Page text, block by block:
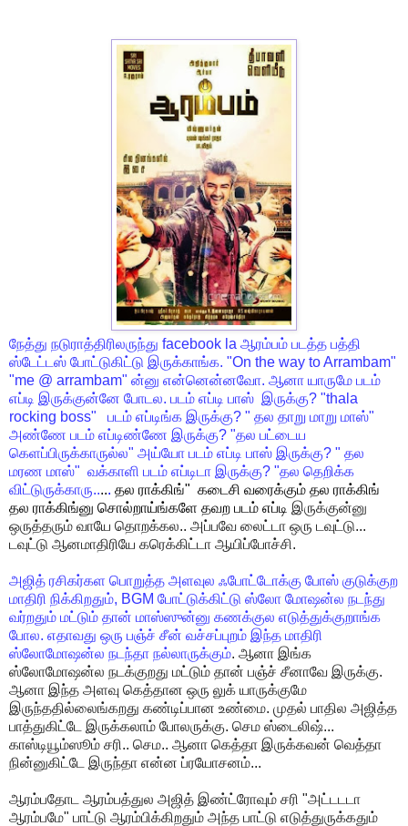
நேத்து நடுராத்திரிலருந்து facebook la ஆரம்பம் படத்த பத்தி
ஸ்டேட்டஸ் போட்டுகிட்டு இருக்காங்க. "On the way to Arrambam"
"me @ arrambam" ன்னு என்னென்னவோ. ஆனா யாருமே படம்
எப்டி இருக்குன்னே போடல. படம் எப்டி பாஸ் இருக்கு? "thala
rocking boss" படம் எப்டிங்க இருக்கு? " தல தாறு மாறு மாஸ்"
அண்ணே படம் எப்டிண்ணே இருக்கு? "தல பட்டைய
கெளப்பிருக்காருல்ல" அய்யோ படம் எப்டி பாஸ் இருக்கு? " தல
மரண மாஸ்" வக்காளி படம் எப்டிடா இருக்கு? "தல தெறிக்க
விட்டுருக்காரு..... தல ராக்கிங்" கடைசி வரைக்கும் தல ராக்கிங்
தல ராக்கிங்னு சொல்றாய்ங்களே தவற படம் எப்டி இருக்குன்னு
ஒருத்தரும் வாயே தொறக்கல.. அப்பவே லைட்டா ஒரு டவுட்டு...
டவுட்டு ஆனமாதிரியே கரெக்கிட்டா ஆயிப்போச்சி.
அஜித் ரசிகர்கள பொறுத்த அளவுல ஃபோட்டோக்கு போஸ் குடுக்குற
மாதிரி நிக்கிறதும், BGM போட்டுக்கிட்டு ஸ்லோ மோஷன்ல நடந்து
வர்றதும் மட்டும் தான் மாஸ்ஸுன்னு கணக்குல எடுத்துக்குறாங்க
போல. எதாவது ஒரு பஞ்ச் சீன் வச்சப்புறம் இந்த மாதிரி
ஸ்லோமோஷன்ல நடந்தா நல்லாருக்கும். ஆனா இங்க
ஸ்லோமோஷன்ல நடக்குறது மட்டும் தான் பஞ்ச் சீனாவே இருக்கு.
ஆனா இந்த அளவு கெத்தான ஒரு லுக் யாருக்குமே
இருந்ததில்லைங்கறது கண்டிப்பான உண்மை. முதல் பாதில அஜித்த
பாத்துகிட்டே
இருக்கலாம் போலருக்கு. செம ஸ்டைலிஷ்...
காஸ்டியூம்ஸூம் சரி.. செம.. ஆனா கெத்தா இருக்கவன் வெத்தா
நின்னுகிட்டே
இருந்தா என்ன ப்ரயோசனம்...
ஆரம்பதோட ஆரம்பத்துல அஜித் இண்ட்ரோவும் சரி "அட்டடடா
ஆரம்பமே" பாட்டு ஆரம்பிக்கிறதும் அந்த பாட்டு எடுத்துருக்கதும்